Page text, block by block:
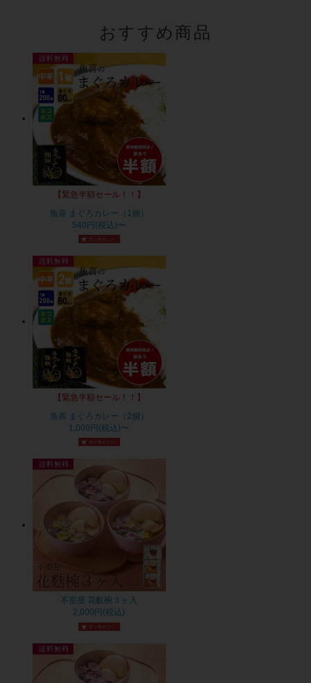
おすすめ商品
【緊急半額セール！！】
魚喜 まぐろカレー（1個）
540円(税込)〜
【緊急半額セール！！】
魚喜 まぐろカレー（2個）
1,000円(税込)〜
不室屋 花麩椀３ヶ入
2,000円(税込)